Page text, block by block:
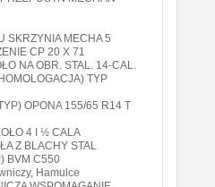
SKRZYNIA MECHA 5
CP 20 X 71
NA OBR. STAL. 14-CAL.
TYP
OPONA 155/65 R14 T
4 I ½ CALA
Z BLACHY STAL
BVM C550
Hamulce